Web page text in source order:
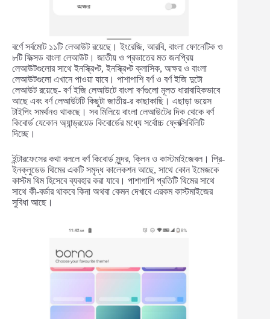
বর্ণে সর্বমোট ১১টি লেআউট রয়েছে। ইংরেজি, আরবি, বাংলা ফোনেটিক ও
৮টি ফিক্সড বাংলা লেআউট। জাতীয় ও প্রভাতের মত জনপ্রিয়
লেআউটগুলোর সাথে ইনস্ক্রিপ্ট, ইনস্ক্রিপ্ট ক্লাসিক, অক্ষর ও বাংলা
লেআউটগুলো এখানে পাওয়া যাবে। পাশাপাশি বর্ণ ও বর্ণ ইজি দুটো
লেআউট রয়েছে- বর্ণ ইজি লেআউটে বাংলা বর্ণগুলো মূলত ধারাবাহিকভাবে
আছে এবং বর্ণ লেআউটটি কিছুটা জাতীয়-র কাছাকাছি। এছাড়া ভয়েস
টাইপিং সমর্থনও থাকছে। সব মিলিয়ে বাংলা লেআউটের দিক থেকে বর্ণ
কিবোর্ড যেকোন অ্যান্ড্রয়েড কিবোর্ডের মধ্যে সর্বোচ্চ ফ্লেক্সিবিলিটি
দিচ্ছে।
ইন্টারফেসের কথা বললে বর্ণ কিবোর্ড সুন্দর, ক্লিন ও কাস্টমাইজেবল। প্রি-
ইনক্লুডেড থিমের একটি সমৃদ্ধ কালেকশন আছে, সাথে কোন ইমেজকে
কাস্টম থিম হিসেবে ব্যবহার করা যাবে। পাশাপাশি প্রতিটি থিমের সাথে
সাথে কী-বর্ডার থাকবে কিনা অথবা কেমন দেখাবে এরকম কাস্টমাইজের
সুবিধা আছে।